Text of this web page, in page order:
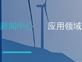
新闻中心 应用领域